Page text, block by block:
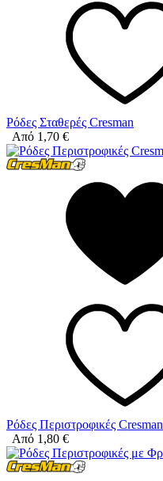
Ρόδες Σταθερές Cresman
Από 1,70 €
Ρόδες Περιστροφικές Cresman
Από 1,80 €